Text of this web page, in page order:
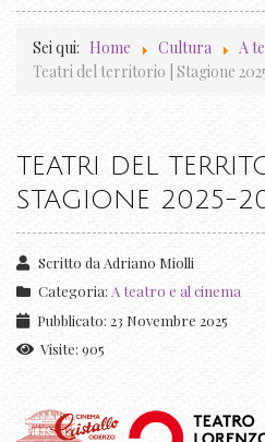
Sei qui: Home Cultura
A
Teatri del territorio | Stagione
TEATRI DEL
STAGIONE 2025-
Scritto da Adriano Miolli
Categoria: A teatro e al cinema
Pubblicato: 23 Novembre 2025
Visite: 905